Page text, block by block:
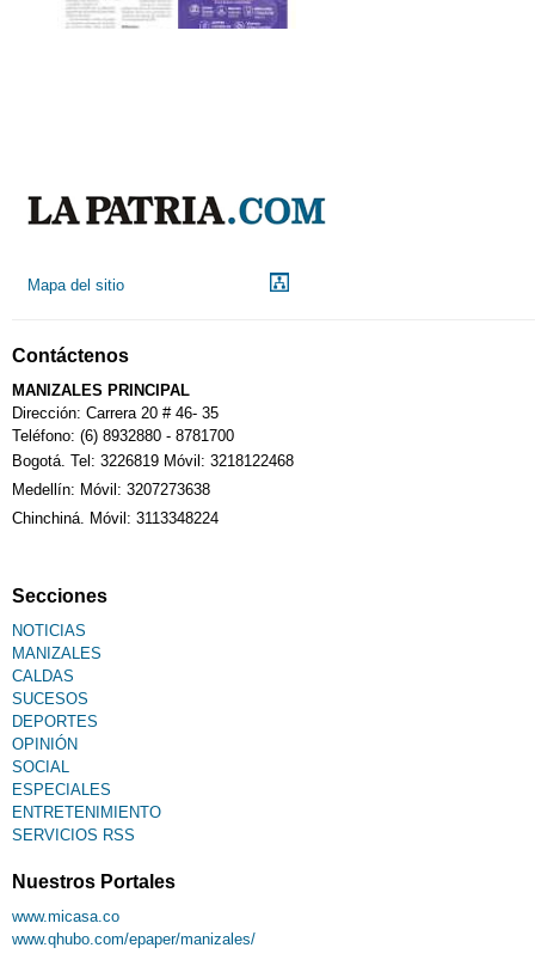
Mapa del sitio
Contáctenos
MANIZALES PRINCIPAL
Dirección: Carrera 20 # 46- 35
Teléfono: (6) 8932880 - 8781700
Bogotá. Tel: 3226819 Móvil: 3218122468
Medellín: Móvil: 3207273638
Chinchiná. Móvil: 3113348224
Secciones
NOTICIAS
MANIZALES
CALDAS
SUCESOS
DEPORTES
OPINIÓN
SOCIAL
ESPECIALES
ENTRETENIMIENTO
SERVICIOS RSS
Nuestros Portales
www.micasa.co
www.qhubo.com/epaper/manizales/